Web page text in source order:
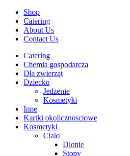
Shop
Catering
About Us
Contact Us
Catering
Chemia gospodarcza
Dla zwierząt
Dziecko
Jedzenie
Kosmetyki
Inne
Kartki okolicznosciowe
Kosmetyki
Cialo
Dlonie
Stopy